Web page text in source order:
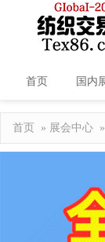
首页 国内
首页 » 展会中心